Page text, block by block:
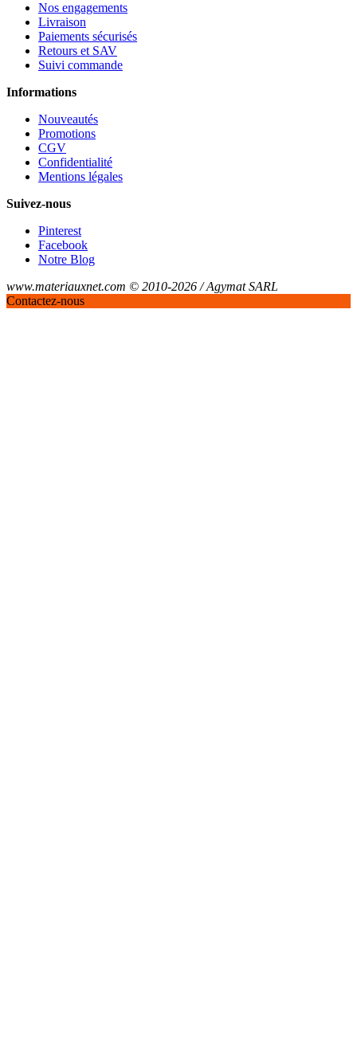
Nos engagements
Livraison
Paiements sécurisés
Retours et SAV
Suivi commande
Informations
Nouveautés
Promotions
CGV
Confidentialité
Mentions légales
Suivez-nous
Pinterest
Facebook
Notre Blog
www.materiauxnet.com © 2010-2026 / Agymat SARL
Contactez-nous